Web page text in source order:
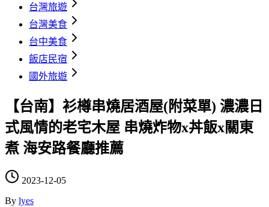
台灣旅遊
台灣美食
台中美食
飯店民宿
國外旅遊
【台南】衫樽串燒居酒屋(附菜單) 濃濃日
式風情的老宅木屋 串燒炸物x丼飯x關東
煮 海安路餐廳推薦
2023-12-05
By lyes